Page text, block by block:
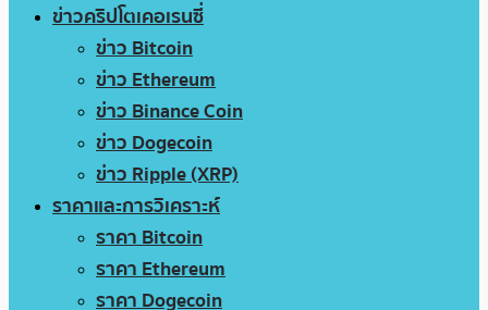
ข่าวคริปโตเคอเรนซี่
ข่าว Bitcoin
ข่าว Ethereum
ข่าว Binance Coin
ข่าว Dogecoin
ข่าว Ripple (XRP)
ราคาและการวิเคราะห์
ราคา Bitcoin
ราคา Ethereum
ราคา Dogecoin